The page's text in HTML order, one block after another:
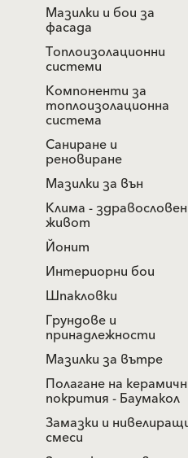
Мазилки и бои за
фасада
Топлоизолационни
системи
Компоненти за
топлоизолационна
система
Саниране и
реновиране
Мазилки за вън
Клима - здравословен
живот
Йонит
Интериорни бои
Шпакловки
Грундове и
принадлежности
Мазилки за вътре
Полагане на
покрития - Баумакол
Замазки и
смеси